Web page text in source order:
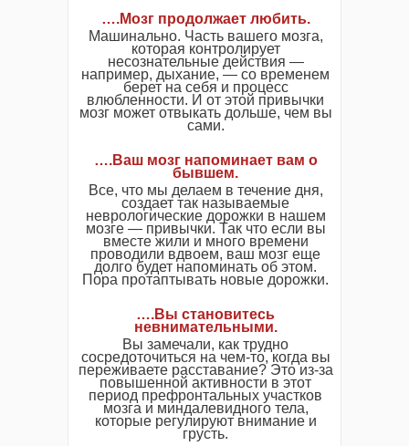
….Мозг продолжает любить.
Машинально. Часть вашего мозга,
которая контролирует
несознательные действия —
например, дыхание, — со временем
берет на себя и процесс
влюбленности. И от этой привычки
мозг может отвыкать дольше, чем вы
сами.
….Ваш мозг напоминает вам о
бывшем.
Все, что мы делаем в течение дня,
создает так называемые
неврологические дорожки в нашем
мозге — привычки. Так что если вы
вместе жили и много времени
проводили вдвоем, ваш мозг еще
долго будет напоминать об этом.
Пора протаптывать новые дорожки.
….Вы становитесь
невнимательными.
Вы замечали, как трудно
сосредоточиться на чем-то, когда вы
переживаете расставание? Это из-за
повышенной активности в этот
период префронтальных участков
мозга и миндалевидного тела,
которые регулируют внимание и
грусть.